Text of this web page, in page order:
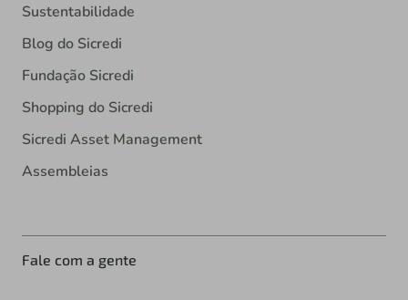
Sustentabilidade
Blog do Sicredi
Fundação Sicredi
Shopping do Sicredi
Sicredi Asset Management
Assembleias
Fale com a gente